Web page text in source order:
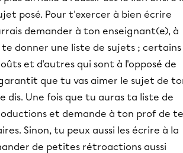
posé. Pour t'exercer à bien écrire
demander à ton enseignant(e), à
donner une liste de sujets ; certains
et d'autres qui sont à l'opposé de
que tu vas aimer le sujet de
dis. Une fois que tu auras ta liste de
et demande à ton prof de te
Sinon, tu peux aussi les écrire à la
de petites rétroactions aussi